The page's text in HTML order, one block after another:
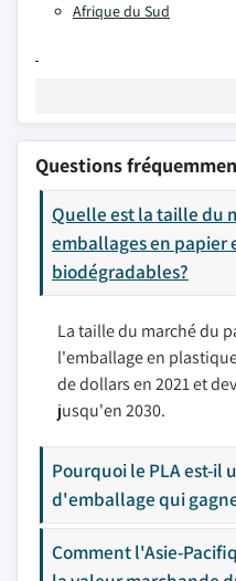
Afrique du Sud
Questions
Quelle est la taille du
emballages en papier
biodégradables?
La taille du marché du
l'emballage en
de dollars en 2021 et
jusqu'en 2030.
Pourquoi le PLA est-il
d'emballage qui
Comment l'Asie-